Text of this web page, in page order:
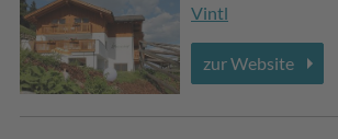
Vintl
zur Website